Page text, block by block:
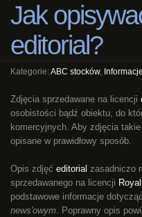
Jak
editorial?
Kategorie:ABC stocków, Informacje
Zdjęcia sprzedawane na licencji
osobistości bądź obiektu, do
komercyjnych. Aby zdjęcia
opisane w prawidłowy sposób.
Opis zdjęć editorial zasadniczo
sprzedawanego na licencji
podstawowe informacje
news'owym. Poprawny opis